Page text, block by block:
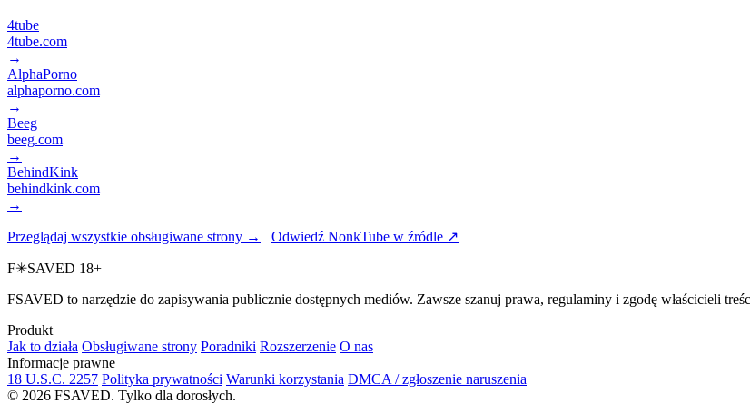
4tube
4tube.com
→
AlphaPorno
alphaporno.com
→
Beeg
beeg.com
→
BehindKink
behindkink.com
→
Przeglądaj wszystkie obsługiwane strony → Odwiedź NonkTube w źródle ↗
F✳SAVED 18+
FSAVED to narzędzie do zapisywania publicznie dostępnych mediów. Zawsze szanuj prawa, regulaminy i zgodę właścicieli
Produkt
Jak to działa Obsługiwane strony Poradniki Rozszerzenie O nas
Informacje prawne
18 U.S.C. 2257 Polityka prywatności Warunki korzystania DMCA / zgłoszenie naruszenia
© 2026 FSAVED. Tylko dla dorosłych.